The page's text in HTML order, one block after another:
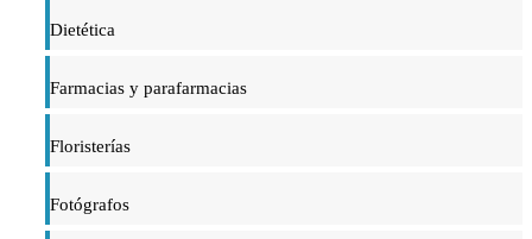
Dietética
Farmacias y parafarmacias
Floristerías
Fotógrafos